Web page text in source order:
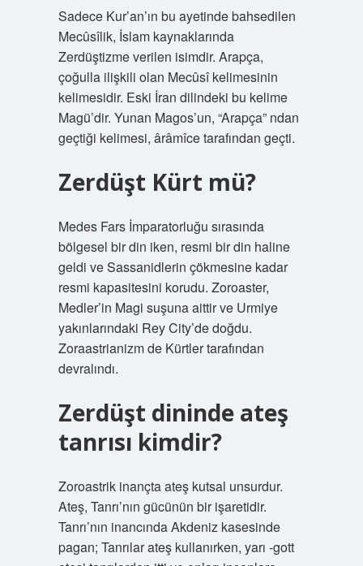
Sadece Kur’an’ın bu ayetinde bahsedilen
Mecûsîlik, İslam kaynaklarında
Zerdüştizme verilen isimdir. Arapça,
çoğulla ilişkili olan Mecûsî kelimesinin
kelimesidir. Eski İran dilindeki bu kelime
Magü’dir. Yunan Magos’un, “Arapça” ndan
geçtiği kelimesi, ârâmîce tarafından geçti.
Zerdüşt Kürt mü?
Medes Fars İmparatorluğu sırasında
bölgesel bir din iken, resmi bir din haline
geldi ve Sassanidlerin çökmesine kadar
resmi kapasitesini korudu. Zoroaster,
Medler’in Magi suşuna aittir ve Urmiye
yakınlarındaki Rey City’de doğdu.
Zoraastrianizm de Kürtler tarafından
devralındı.
Zerdüşt dininde ateş
tanrısı kimdir?
Zoroastrik inançta ateş kutsal unsurdur.
Ateş, Tanrı’nın gücünün bir işaretidir.
Tanrı’nın inancında Akdeniz kasesinde
pagan; Tanrılar ateş kullanırken, yarı -gott